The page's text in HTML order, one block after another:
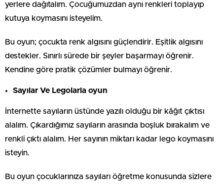
yerlere dağıtalım. Çocuğumuzdan aynı renkleri toplayıp
kutuya koymasını isteyelim.
Bu oyun; çocukta renk algısını güçlendirir. Eşitlik algısını
destekler. Sınırlı sürede bir şeyler başarmayı öğrenir.
Kendine göre pratik çözümler bulmayı öğrenir.
Sayılar Ve Legolarla oyun
İnternette sayıların üstünde yazılı olduğu bir kâğıt çıktısı
alalım. Çıkardığımız sayıların arasında boşluk bırakalım ve
renkli çıktı alalım. Her sayının miktarı kadar lego koymasını
isteyin.
Bu oyun çocuklarınıza sayıları öğretme konusunda sizlere